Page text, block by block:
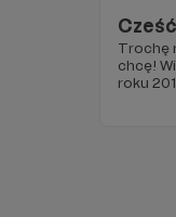
Trochę
chcę!
roku